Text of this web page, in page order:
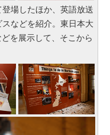
場したほか、英語放送
などを紹介。東日本大
を展示して、そこから